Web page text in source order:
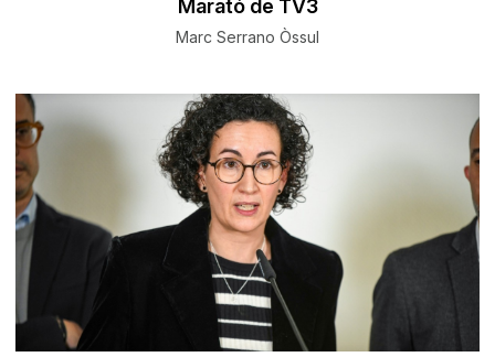
Marató de TV3
Marc Serrano Òssul